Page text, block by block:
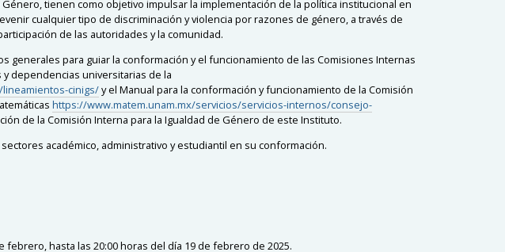
tienen como objetivo impulsar la implementación de la política institucional en
cualquier tipo de discriminación y violencia por razones de género, a través de
de las autoridades y la comunidad.
generales para guiar la conformación y el funcionamiento de las Comisiones Internas
dependencias universitarias de la
cinigs/yel Manual para la conformación y funcionamiento de la Comisión
https://www.matem.unam.mx/servicios/servicios-internos/consejo-
de la Comisión Interna para la Igualdad de Género de este Instituto.
académico, administrativo y estudiantil en su conformación.
febrero, hasta las 20:00 horas del día 19de febrero de 2025.